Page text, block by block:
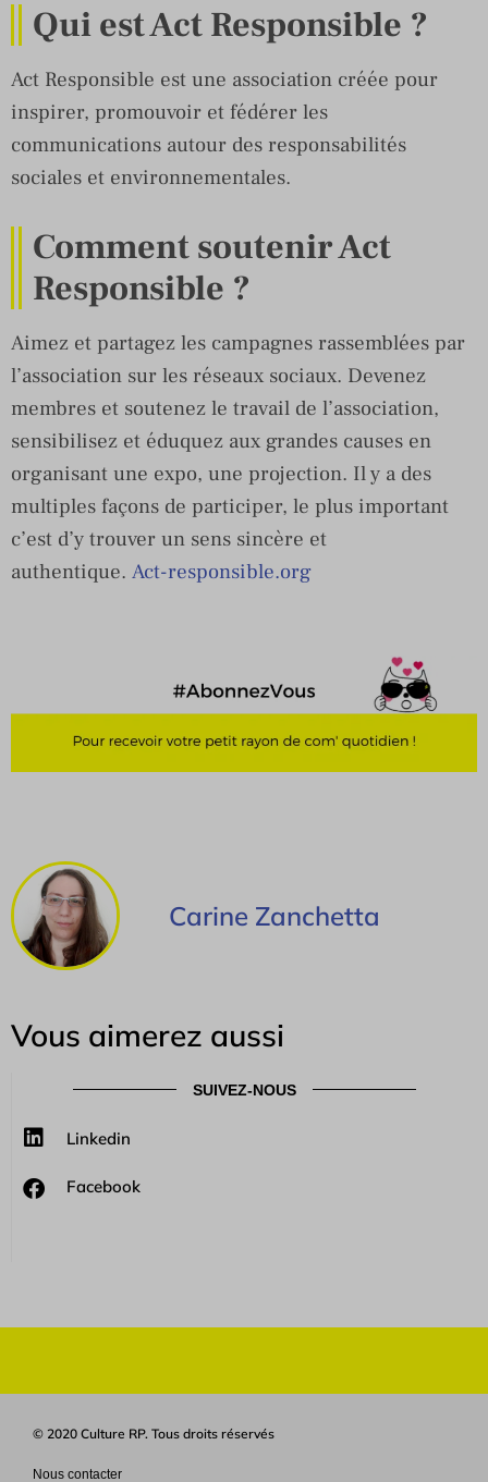
Qui est Act Responsible ?
Act Responsible est une association créée pour
inspirer, promouvoir et fédérer les
communications autour des responsabilités
sociales et environnementales.
Comment soutenir Act
Responsible ?
Aimez et partagez les campagnes rassemblées par
l’association sur les réseaux sociaux. Devenez
membres et soutenez le travail de l’association,
sensibilisez et éduquez aux grandes causes en
organisant une expo, une projection. Il y a des
multiples façons de participer, le plus important
c’est d’y trouver un sens sincère et
authentique. Act-responsible.org
Carine Zanchetta
Vous aimerez aussi
SUIVEZ-NOUS
Linkedin
Facebook
© 2020 Culture RP. Tous droits réservés
Nous contacter